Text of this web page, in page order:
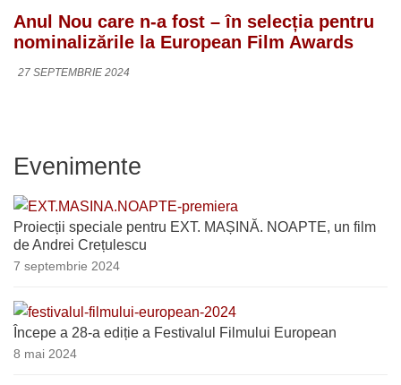
Anul Nou care n-a fost – în selecția pentru
nominalizările la European Film Awards
27 SEPTEMBRIE 2024
Evenimente
Proiecții speciale pentru EXT. MAȘINĂ. NOAPTE, un film
de Andrei Crețulescu
7 septembrie 2024
Începe a 28-a ediție a Festivalul Filmului European
8 mai 2024